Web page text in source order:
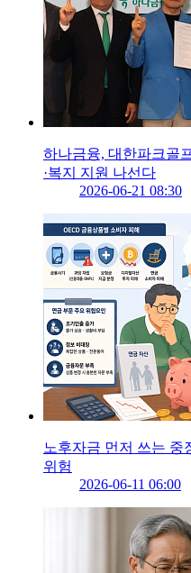
하나금융, 대한파크골
·복지 지원 나선다
2026-06-21 08:30
노후자금 먼저 쓰는 중
위험
2026-06-11 06:00